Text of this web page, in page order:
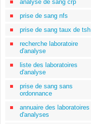
analyse de sang crp
prise de sang nfs
prise de sang taux de tsh
recherche laboratoire
d'analyse
liste des laboratoires
d'analyse
prise de sang sans
ordonnance
annuaire des laboratoires
d'analyses